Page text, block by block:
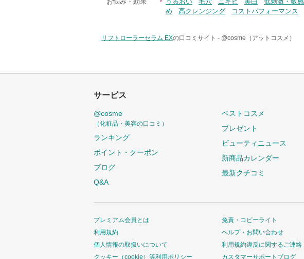
め
高クレンジング コストパフォーマンス
リフトローラーセラム EXの口コミサイト - @cosme（アットコスメ）
サービス
@cosme
（化粧品・美容の口コミ）
ランキング
ポイント・クーポン
ブログ
Q&A
ベストコスメ
プレゼント
ビューティニュース
新商品カレンダー
最新クチコミ
プレミアム会員とは
利用規約
個人情報の取扱いについて
クッキー（cookie）等利用ポリシー
免責・コピーライト
ヘルプ・お問い合わせ
利用規約違反に関するご連絡
カスタマーサポートブログ